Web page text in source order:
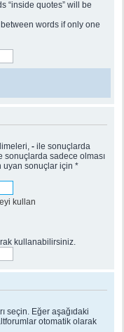
“inside quotes” will be
words if only one
- ile sonuçlarda
sonuçlarda sadece olması
uyan sonuçlar için *
kullan
kullanabilirsiniz.
seçin. Eğer aşağıdaki
otomatik olarak